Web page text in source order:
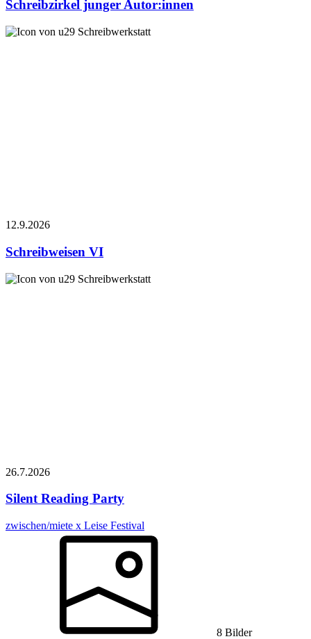
Schreibzirkel junger Autor:innen
Schreibwerkstatt
12.9.2026
Schreibweisen VI
Schreibwerkstatt
26.7.2026
Silent Reading Party
zwischen/miete x Leise Festival
8 Bilder